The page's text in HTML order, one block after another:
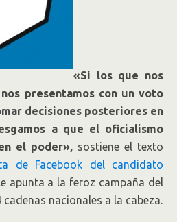
«Si los que nos
presentamos con un voto
decisiones posteriores en
a que el oficialismo
el poder», sostiene el texto
de Facebook del candidato
apunta a la feroz campaña del
nacionales a la cabeza.